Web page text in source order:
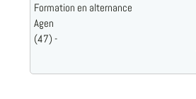
Formation en alternance
Agen
(47) -